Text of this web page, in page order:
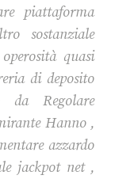
piattaforma
sostanziale
quasi
di deposito
da Regolare
Hanno ,
azzardo
jackpot net ,